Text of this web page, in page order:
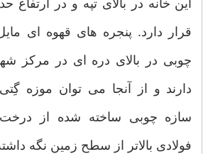
قرار دارد. پنجره های قهوه ای
چوبی در بالای دره ای در مرکز
دارند و از آنجا می توان موزه
فولادی بالاتر از سطح زمین نگه